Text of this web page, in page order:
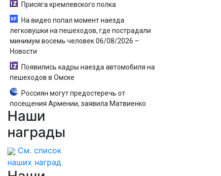
Присяга кремлевского полка
На видео попал момент наезда
легковушки на пешеходов, где пострадали
минимум восемь человек 06/08/2026 –
Новости
Появились кадры наезда автомобиля на
пешеходов в Омске
Россиян могут предостеречь от
посещения Армении, заявила Матвиенко
Наши
награды
См. список
наших наград